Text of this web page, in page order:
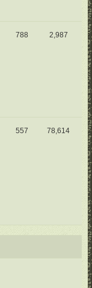
788 2,987
557 78,614